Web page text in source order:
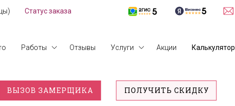
Статус заказа
Работы Отзывы Услуги Акции Калькулятор
ВЫЗОВ ЗАМЕРЩИКА ПОЛУЧИТЬ СКИДКУ